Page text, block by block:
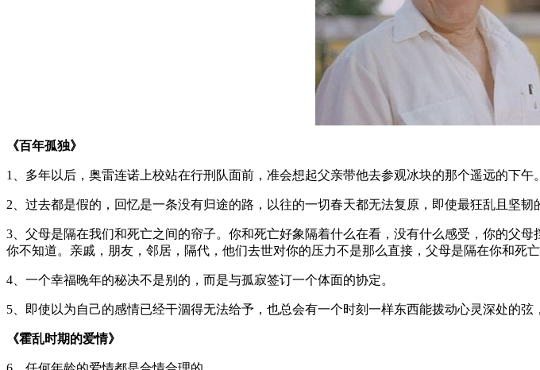
《百年孤独》
1、多年以后，奥雷连诺上校站在行刑队面前，准会想起父亲带他去参观冰块的那个遥远的下午。
2、过去都是假的，回忆是一条没有归途的路，以往的一切春天都无法复原，即使最狂乱且坚
3、父母是隔在我们和死亡之间的帘子。你和死亡好象隔着什么在看，没有什么感受，你的父
你不知道。亲戚，朋友，邻居，隔代，他们去世对你的压力不是那么直接，父母是隔在你和死
4、一个幸福晚年的秘决不是别的，而是与孤寂签订一个体面的协定。
5、即使以为自己的感情已经干涸得无法给予，也总会有一个时刻一样东西能拨动心灵深处的弦
《霍乱时期的爱情》